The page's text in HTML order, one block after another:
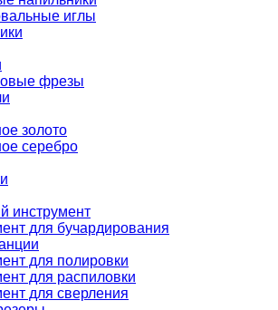
иглы
фрезы
золото
серебро
инструмент
для бучардирования
для полировки
для распиловки
для сверления